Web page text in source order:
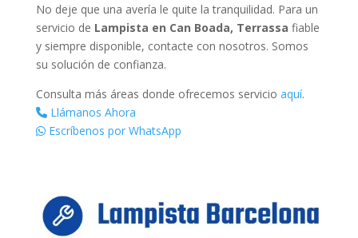
No deje que una avería le quite la tranquilidad. Para un
servicio de Lampista en Can Boada, Terrassa fiable
y siempre disponible, contacte con nosotros. Somos
su solución de confianza.
Consulta más áreas donde ofrecemos servicio aquí.
Llámanos Ahora
Escríbenos por WhatsApp